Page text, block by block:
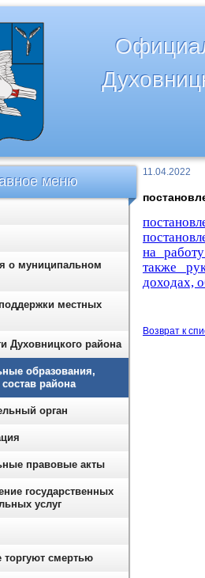
11.04.2022
на
также
доходах,
Возврат к
меню
о муниципальном
местных
Духовницкого района
образования,
района
орган
правовые акты
государственных
услуг
торгуют смертью